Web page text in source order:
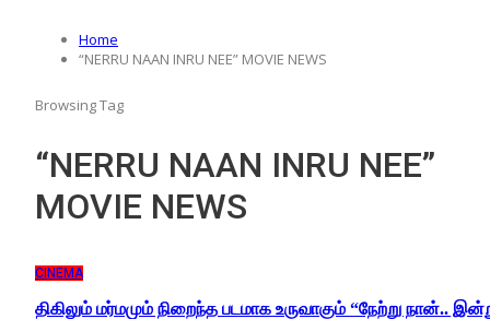
Home
“NERRU NAAN INRU NEE” MOVIE NEWS
Browsing Tag
“NERRU NAAN INRU NEE”
MOVIE NEWS
CINEMA
திகிலும் மர்மமும் நிறைந்த படமாக உருவாகும் “நேற்று நான்..